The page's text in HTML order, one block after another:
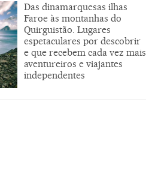
Das dinamarquesas ilhas
Faroe às montanhas do
Quirguistão. Lugares
espetaculares por descobrir
e que recebem cada vez mais
aventureiros e viajantes
independentes